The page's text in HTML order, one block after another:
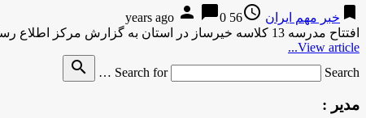
bookmark خبر مهم ایران access_time
56 years ago
person chat_bubble0
افتتاح مدرسه 13 کلاسه خیرساز در استان به گزارش مركز اطلاع رساني و روابط عمومي وزارت آموزش و پرورش به …
View article...
Search for
Search …
search
مدیر :